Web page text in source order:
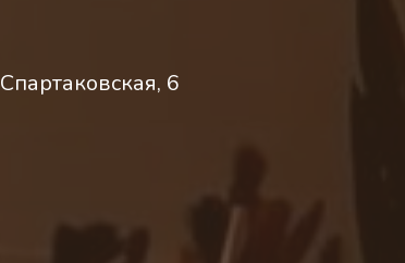
Спартаковская, 6